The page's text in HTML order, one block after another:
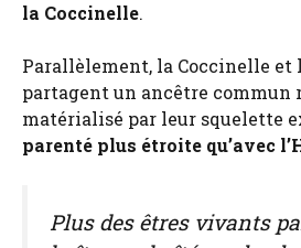
la Coccinelle.
Parallèlement, la Coccinelle et
partagent un ancêtre commun
matérialisé par leur squelette
parenté plus étroite qu’avec
Plus des êtres vivants